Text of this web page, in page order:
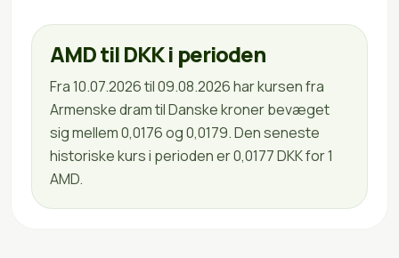
AMD til DKK i perioden
Fra 10.07.2026 til 09.08.2026 har kursen fra
Armenske dram til Danske kroner bevæget
sig mellem 0,0176 og 0,0179. Den seneste
historiske kurs i perioden er 0,0177 DKK for 1
AMD.